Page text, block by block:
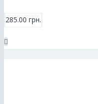
285.00 грн.